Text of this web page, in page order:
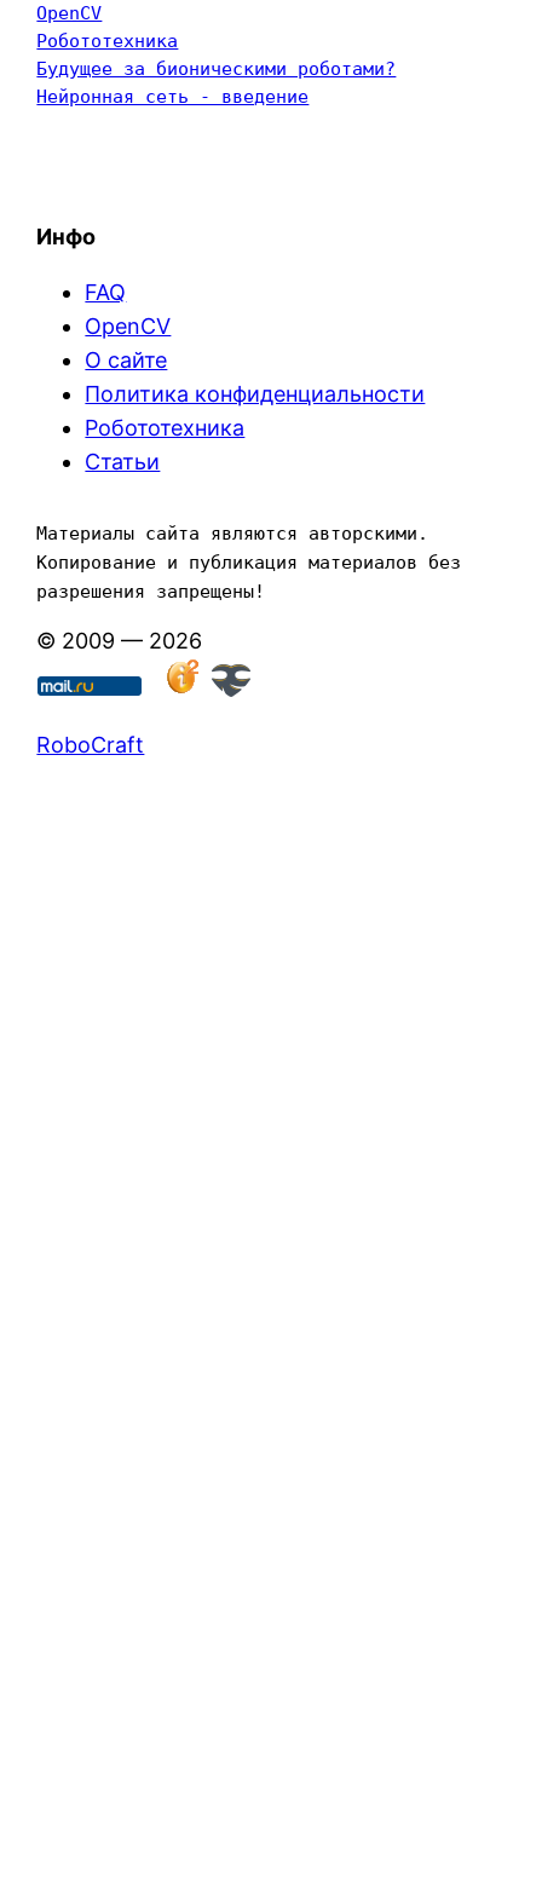
OpenCV
Робототехника
Будущее за бионическими роботами?
Нейронная сеть - введение
Инфо
FAQ
OpenCV
О сайте
Политика конфиденциальности
Робототехника
Статьи
Материалы сайта являются авторскими.
Копирование и публикация материалов без
разрешения запрещены!
© 2009 — 2026
RoboCraft